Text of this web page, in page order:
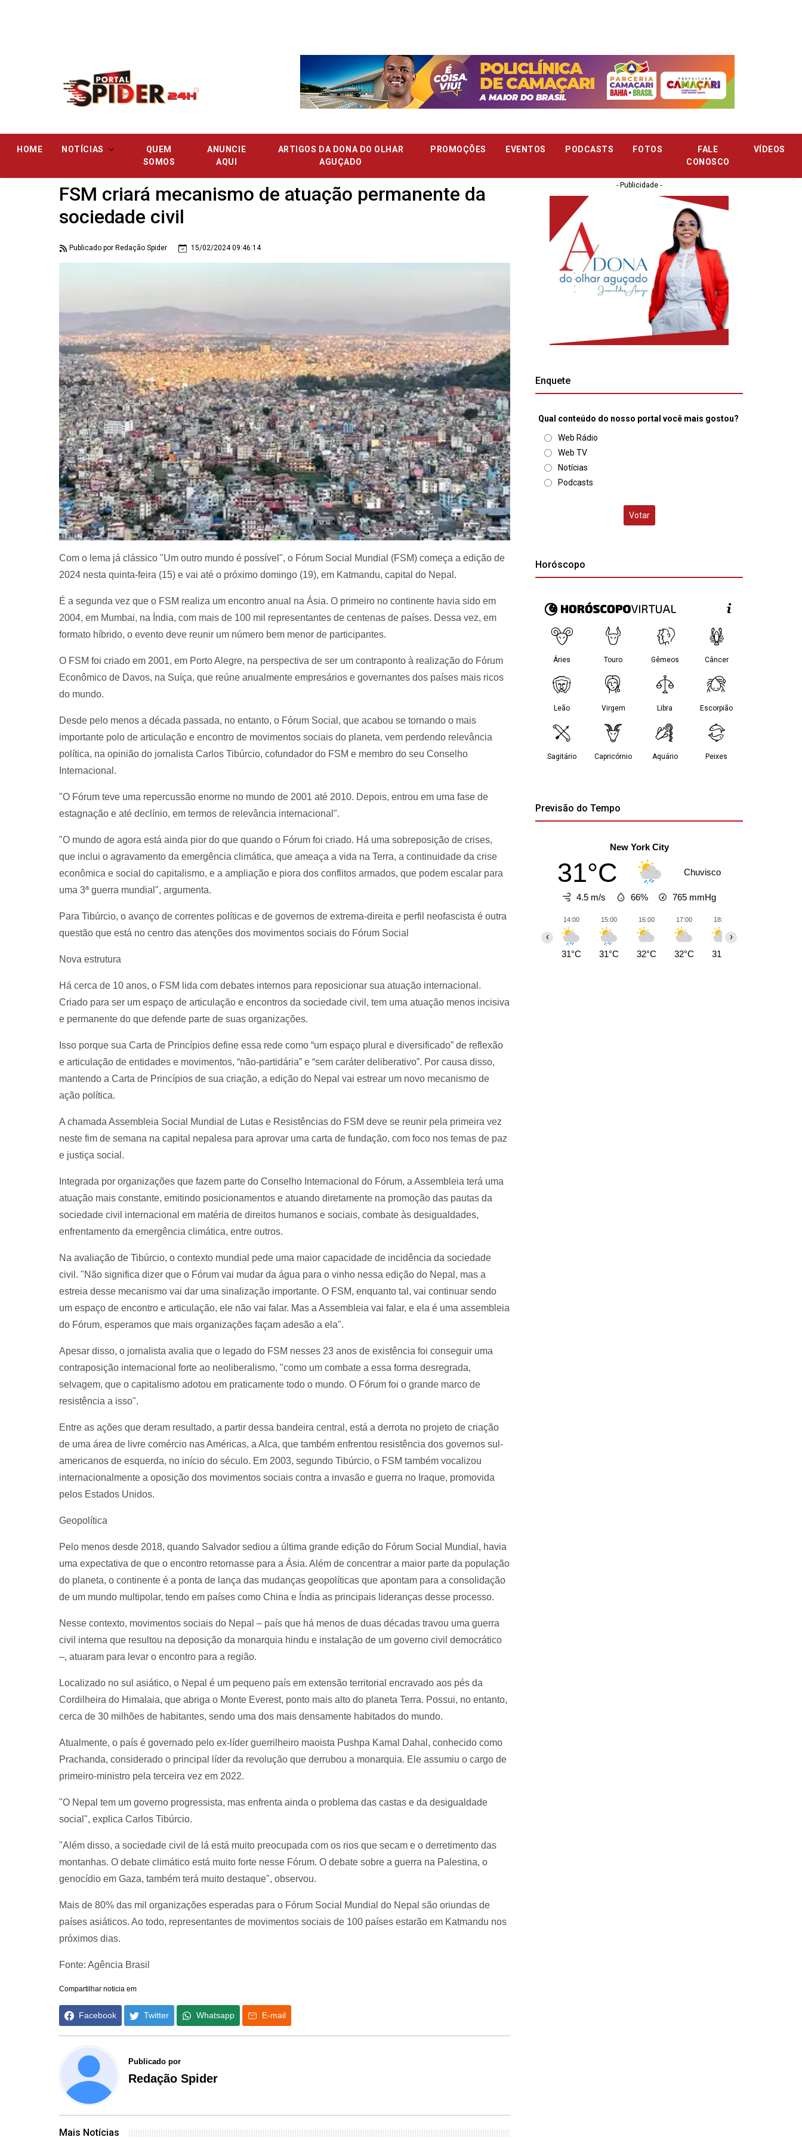
HOME NOTÍCIAS
QUEM
SOMOS
ANUNCIE
AQUI
ARTIGOS DA DONA DO OLHAR
AGUÇADO
PROMOÇÕES EVENTOS PODCASTS FOTOS
FALE
CONOSCO
VÍDEOS
FSM criará mecanismo de atuação permanente da
sociedade civil
Publicado por Redação Spider 15/02/2024 09:46:14
Com o lema já clássico "Um outro mundo é possível", o Fórum Social Mundial (FSM) começa a edição de
2024 nesta quinta-feira (15) e vai até o próximo domingo (19), em Katmandu, capital do Nepal.
É a segunda vez que o FSM realiza um encontro anual na Ásia. O primeiro no continente havia sido em
2004, em Mumbai, na Índia, com mais de 100 mil representantes de centenas de países. Dessa vez, em
formato híbrido, o evento deve reunir um número bem menor de participantes.
O FSM foi criado em 2001, em Porto Alegre, na perspectiva de ser um contraponto à realização do Fórum
Econômico de Davos, na Suíça, que reúne anualmente empresários e governantes dos países mais ricos
do mundo.
Desde pelo menos a década passada, no entanto, o Fórum Social, que acabou se tornando o mais
importante polo de articulação e encontro de movimentos sociais do planeta, vem perdendo relevância
política, na opinião do jornalista Carlos Tibúrcio, cofundador do FSM e membro do seu Conselho
Internacional.
"O Fórum teve uma repercussão enorme no mundo de 2001 até 2010. Depois, entrou em uma fase de
estagnação e até declínio, em termos de relevância internacional".
"O mundo de agora está ainda pior do que quando o Fórum foi criado. Há uma sobreposição de crises,
que inclui o agravamento da emergência climática, que ameaça a vida na Terra, a continuidade da crise
econômica e social do capitalismo, e a ampliação e piora dos conflitos armados, que podem escalar para
uma 3ª guerra mundial", argumenta.
Para Tibúrcio, o avanço de correntes políticas e de governos de extrema-direita e perfil neofascista é outra
questão que está no centro das atenções dos movimentos sociais do Fórum Social
Nova estrutura
Há cerca de 10 anos, o FSM lida com debates internos para reposicionar sua atuação internacional.
Criado para ser um espaço de articulação e encontros da sociedade civil, tem uma atuação menos incisiva
e permanente do que defende parte de suas organizações.
Isso porque sua Carta de Princípios define essa rede como “um espaço plural e diversificado” de reflexão
e articulação de entidades e movimentos, “não-partidária” e “sem caráter deliberativo”. Por causa disso,
mantendo a Carta de Princípios de sua criação, a edição do Nepal vai estrear um novo mecanismo de
ação política.
A chamada Assembleia Social Mundial de Lutas e Resistências do FSM deve se reunir pela primeira vez
neste fim de semana na capital nepalesa para aprovar uma carta de fundação, com foco nos temas de paz
e justiça social.
Integrada por organizações que fazem parte do Conselho Internacional do Fórum, a Assembleia terá uma
atuação mais constante, emitindo posicionamentos e atuando diretamente na promoção das pautas da
sociedade civil internacional em matéria de direitos humanos e sociais, combate às desigualdades,
enfrentamento da emergência climática, entre outros.
Na avaliação de Tibúrcio, o contexto mundial pede uma maior capacidade de incidência da sociedade
civil. "Não significa dizer que o Fórum vai mudar da água para o vinho nessa edição do Nepal, mas a
estreia desse mecanismo vai dar uma sinalização importante. O FSM, enquanto tal, vai continuar sendo
um espaço de encontro e articulação, ele não vai falar. Mas a Assembleia vai falar, e ela é uma assembleia
do Fórum, esperamos que mais organizações façam adesão a ela".
Apesar disso, o jornalista avalia que o legado do FSM nesses 23 anos de existência foi conseguir uma
contraposição internacional forte ao neoliberalismo, "como um combate a essa forma desregrada,
selvagem, que o capitalismo adotou em praticamente todo o mundo. O Fórum foi o grande marco de
resistência a isso".
Entre as ações que deram resultado, a partir dessa bandeira central, está a derrota no projeto de criação
de uma área de livre comércio nas Américas, a Alca, que também enfrentou resistência dos governos sul-
americanos de esquerda, no início do século. Em 2003, segundo Tibúrcio, o FSM também vocalizou
internacionalmente a oposição dos movimentos sociais contra a invasão e guerra no Iraque, promovida
pelos Estados Unidos.
Geopolítica
Pelo menos desde 2018, quando Salvador sediou a última grande edição do Fórum Social Mundial, havia
uma expectativa de que o encontro retornasse para a Ásia. Além de concentrar a maior parte da população
do planeta, o continente é a ponta de lança das mudanças geopolíticas que apontam para a consolidação
de um mundo multipolar, tendo em países como China e Índia as principais lideranças desse processo.
Nesse contexto, movimentos sociais do Nepal – país que há menos de duas décadas travou uma guerra
civil interna que resultou na deposição da monarquia hindu e instalação de um governo civil democrático
–, atuaram para levar o encontro para a região.
Localizado no sul asiático, o Nepal é um pequeno país em extensão territorial encravado aos pés da
Cordilheira do Himalaia, que abriga o Monte Everest, ponto mais alto do planeta Terra. Possui, no entanto,
cerca de 30 milhões de habitantes, sendo uma dos mais densamente habitados do mundo.
Atualmente, o país é governado pelo ex-líder guerrilheiro maoista Pushpa Kamal Dahal, conhecido como
Prachanda, considerado o principal líder da revolução que derrubou a monarquia. Ele assumiu o cargo de
primeiro-ministro pela terceira vez em 2022.
"O Nepal tem um governo progressista, mas enfrenta ainda o problema das castas e da desigualdade
social", explica Carlos Tibúrcio.
"Além disso, a sociedade civil de lá está muito preocupada com os rios que secam e o derretimento das
montanhas. O debate climático está muito forte nesse Fórum. O debate sobre a guerra na Palestina, o
genocídio em Gaza, também terá muito destaque", observou.
Mais de 80% das mil organizações esperadas para o Fórum Social Mundial do Nepal são oriundas de
países asiáticos. Ao todo, representantes de movimentos sociais de 100 países estarão em Katmandu nos
próximos dias.
Fonte: Agência Brasil
Compartilhar noticia em
Facebook Twitter Whatsapp E-mail
Publicado por
Redação Spider
Mais Notícias
- Publicidade -
Enquete
Qual conteúdo do nosso portal você mais gostou?
Web Rádio
Web TV
Notícias
Podcasts
Votar
Horóscopo
Previsão do Tempo
New York City
31°C Chuvisco
4.5 m/s 66% 765 mmHg
14:00
31°C
15:00
31°C
16:00
32°C
17:00
32°C
18:00
31°C
‹ ›